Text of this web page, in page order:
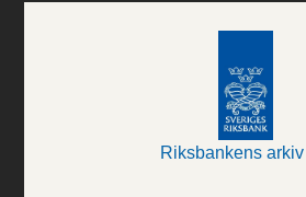
Riksbankens arkiv